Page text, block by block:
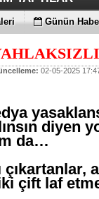
RENK
Günün
02-05-2025
diyen
da…
çift laf